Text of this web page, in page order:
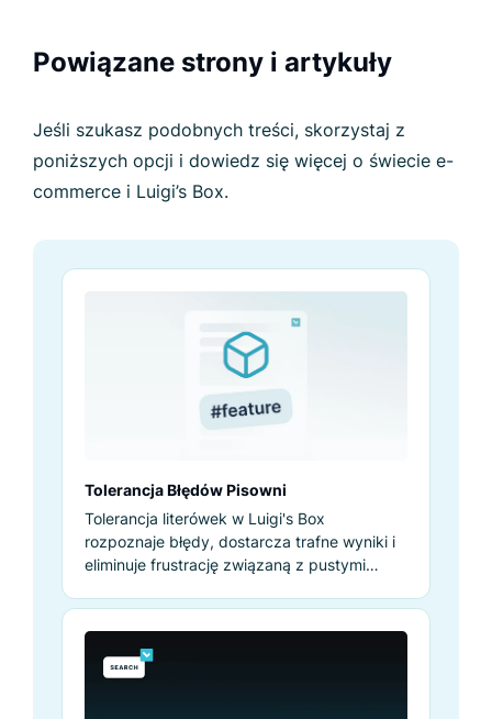
Powiązane strony i artykuły
Jeśli szukasz podobnych treści, skorzystaj z
poniższych opcji i dowiedz się więcej o świecie e-
commerce i Luigi’s Box.
Tolerancja Błędów Pisowni
Tolerancja literówek w Luigi's Box
rozpoznaje błędy, dostarcza trafne wyniki i
eliminuje frustrację związaną z pustymi